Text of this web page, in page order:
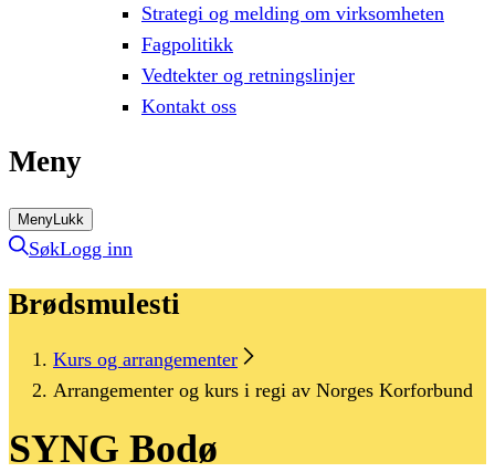
Strategi og melding om virksomheten
Fagpolitikk
Vedtekter og retningslinjer
Kontakt oss
Meny
MenyLukk
SøkLogg inn
Brødsmulesti
Kurs og arrangementer
Arrangementer og kurs i regi av Norges Korforbund
SYNG Bodø